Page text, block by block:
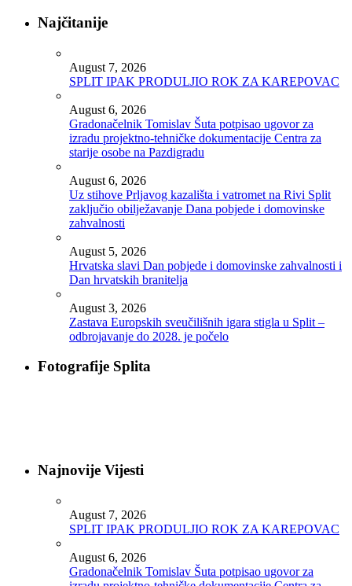
Najčitanije
August 7, 2026
SPLIT IPAK PRODULJIO ROK ZA KAREPOVAC
August 6, 2026
Gradonačelnik Tomislav Šuta potpisao ugovor za
izradu projektno-tehničke dokumentacije Centra za
starije osobe na Pazdigradu
August 6, 2026
Uz stihove Prljavog kazališta i vatromet na Rivi Split
zaključio obilježavanje Dana pobjede i domovinske
zahvalnosti
August 5, 2026
Hrvatska slavi Dan pobjede i domovinske zahvalnosti i
Dan hrvatskih branitelja
August 3, 2026
Zastava Europskih sveučilišnih igara stigla u Split –
odbrojavanje do 2028. je počelo
Fotografije Splita
Najnovije Vijesti
August 7, 2026
SPLIT IPAK PRODULJIO ROK ZA KAREPOVAC
August 6, 2026
Gradonačelnik Tomislav Šuta potpisao ugovor za